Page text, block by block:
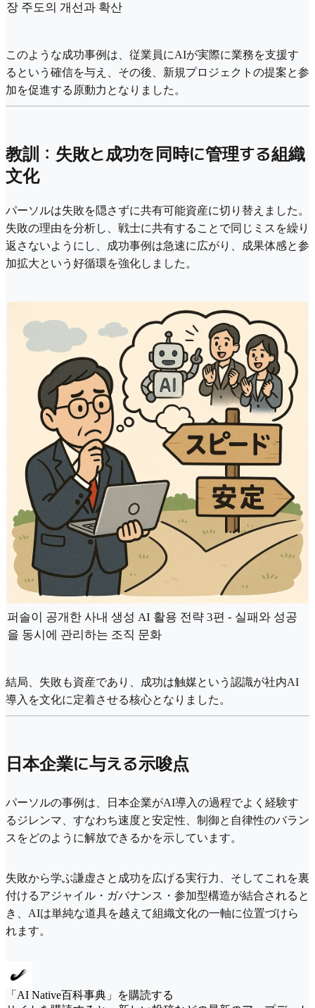
장 주도의 개선과 확산
このような成功事例は、従業員にAIが実際に業務を支援す
るという確信を与え、その後、新規プロジェクトの提案と参
加を促進する原動力となりました。
教訓：失敗と成功を同時に管理する組織
文化
パーソルは失敗を隠さずに共有可能資産に切り替えました。
失敗の理由を分析し、戦士に共有することで同じミスを繰り
返さないようにし、成功事例は急速に広がり、成果体感と参
加拡大という好循環を強化しました。
퍼솔이 공개한 사내 생성 AI 활용 전략 3편 - 실패와 성공
을 동시에 관리하는 조직 문화
結局、失敗も資産であり、成功は触媒という認識が社内AI
導入を文化に定着させる核心となりました。
日本企業に与える示唆点
パーソルの事例は、日本企業がAI導入の過程でよく経験す
るジレンマ、すなわち速度と安定性、制御と自律性のバラン
スをどのように解放できるかを示しています。
失敗から学ぶ謙虚さと成功を広げる実行力、そしてこれを裏
付けるアジャイル・ガバナンス・参加型構造が結合されると
き、AIは単純な道具を越えて組織文化の一軸に位置づけら
れます。
「AI Native百科事典」を購読する